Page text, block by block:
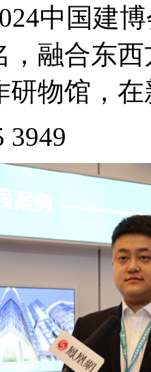
中国建
，融合东
研物馆，
3949